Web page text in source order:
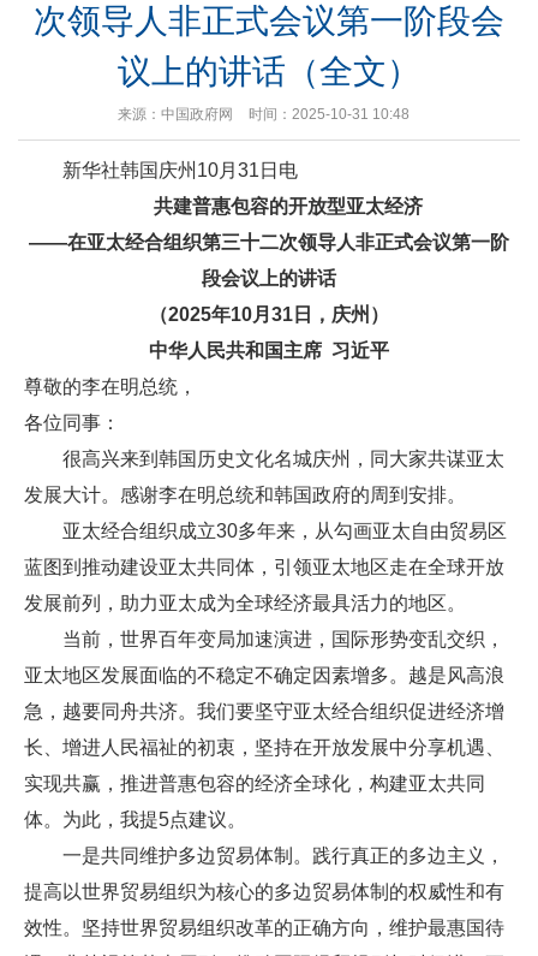
次领导人非正式会议第一阶段会
议上的讲话（全文）
来源：中国政府网 时间：2025-10-31 10:48
新华社韩国庆州10月31日电
共建普惠包容的开放型亚太经济
——在亚太经合组织第三十二次领导人非正式会议第一阶
段会议上的讲话
（2025年10月31日，庆州）
中华人民共和国主席 习近平
尊敬的李在明总统，
各位同事：
很高兴来到韩国历史文化名城庆州，同大家共谋亚太
发展大计。感谢李在明总统和韩国政府的周到安排。
亚太经合组织成立30多年来，从勾画亚太自由贸易区
蓝图到推动建设亚太共同体，引领亚太地区走在全球开放
发展前列，助力亚太成为全球经济最具活力的地区。
当前，世界百年变局加速演进，国际形势变乱交织，
亚太地区发展面临的不稳定不确定因素增多。越是风高浪
急，越要同舟共济。我们要坚守亚太经合组织促进经济增
长、增进人民福祉的初衷，坚持在开放发展中分享机遇、
实现共赢，推进普惠包容的经济全球化，构建亚太共同
体。为此，我提5点建议。
一是共同维护多边贸易体制。践行真正的多边主义，
提高以世界贸易组织为核心的多边贸易体制的权威性和有
效性。坚持世界贸易组织改革的正确方向，维护最惠国待